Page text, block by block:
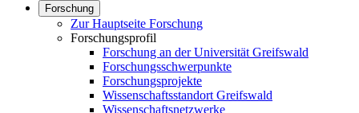
Forschung
Zur Hauptseite Forschung
Forschungsprofil
Forschung an der Universität Greifswald
Forschungsschwerpunkte
Forschungsprojekte
Wissenschaftsstandort Greifswald
Wissenschaftsnetzwerke